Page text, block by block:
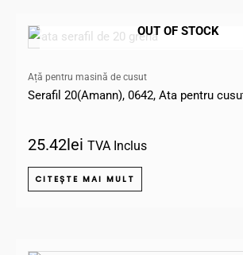
OUT OF STOCK
Ață pentru masină de cusut
Serafil 20(Amann), 0642, Ata pentru
25.42lei TVA Inclus
CITEȘTE MAI MULT